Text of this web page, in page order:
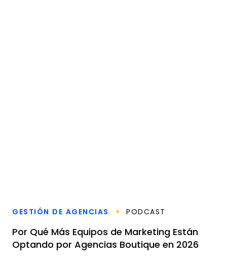
GESTIÓN DE AGENCIAS PODCAST
Por Qué Más Equipos de Marketing Están
Optando por Agencias Boutique en 2026